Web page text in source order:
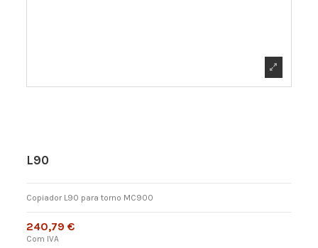
L90
Copiador L90 para torno MC900
240,79 €
Com IVA